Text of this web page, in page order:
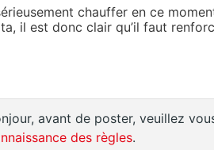
chauffer en ce
il est donc clair qu’il faut
avant de poster, veuillez
des règles.